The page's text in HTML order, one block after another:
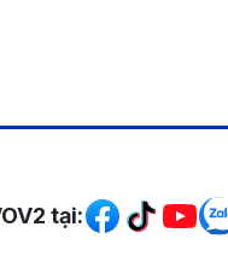
xã hội
tại: